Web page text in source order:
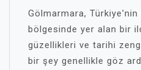
Gölmarmara,
bölgesinde yer alan bir
güzellikleri ve tarihi
bir şey genellikle göz